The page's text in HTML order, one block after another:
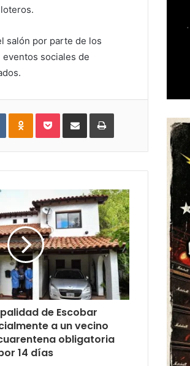
salón por parte de los
sociales de
VKontakteOdnoklassniki
PocketShare
Email
Print
de Escobar
a un vecino
obligatoria
14 días